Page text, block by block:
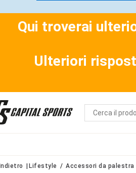
Qui troverai
Ulteriori
Indietro Lifestyle Accessori da palestra